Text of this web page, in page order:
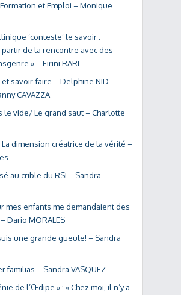
et Emploi – Monique
‘conteste’ le savoir :
de la rencontre avec des
» – Eirini RARI
savoir-faire – Delphine NID
CAVAZZA
le vide/ Le grand saut – Charlotte
La dimension créatrice de la vérité –
au crible du RSI – Sandra
mes enfants me demandaient des
Dario MORALES
une grande gueule! – Sandra
familias – Sandra VASQUEZ
de l’Œdipe » : « Chez moi, il n’y a